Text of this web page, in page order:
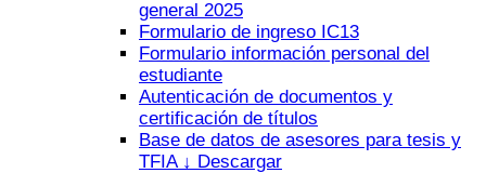
general 2025
Formulario de ingreso IC13
Formulario información personal del
estudiante
Autenticación de documentos y
certificación de títulos
Base de datos de asesores para tesis y
TFIA ↓ Descargar